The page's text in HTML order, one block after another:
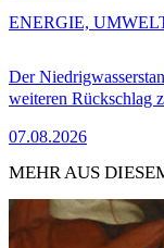
Der
weiteren Rückschlag
07.08.2026
ENERGIE,
MEHR AUS